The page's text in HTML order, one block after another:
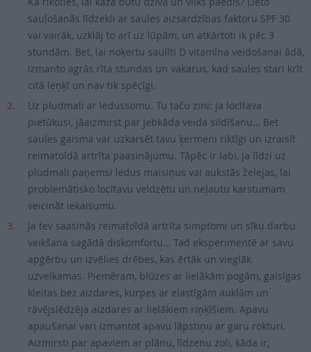
sauļošanās līdzekli ar saules aizsardzības faktoru SPF 30
vai vairāk, uzklāj to arī uz lūpām, un atkārtoti ik pēc 3
stundām. Bet, lai noķertu saulīti D vitamīna veidošanai ādā,
izmanto agrās rīta stundas un vakarus, kad saules stari krīt
citā leņķī un nav tik spēcīgi.
Uz pludmali ar ledussomu. Tu taču zini: ja locītava
pietūkusi, jāaizmirst par jebkāda veida sildīšanu… Bet
saules gaisma var uzkarsēt tavu ķermeni riktīgi un izraisīt
reimatoīdā artrīta paasinājumu. Tāpēc ir labi, ja līdzi uz
pludmali paņemsi ledus maisiņus vai aukstās želejas, lai
problemātisko locītavu veldzētu un neļautu karstumam
veicināt iekaisumu.
Ja tev saasinās reimatoīdā artrīta simptomi un sīku darbu
veikšana sagādā diskomfortu… Tad eksperimentē ar savu
apģērbu un izvēlies drēbes, kas ērtāk un vieglāk
uzvelkamas. Piemēram, blūzes ar lielākām pogām, gaisīgas
kleitas bez aizdares, kurpes ar elastīgām auklām un
rāvējslēdzēja aizdares ar lielākiem riņķīšiem. Apavu
apaušanai vari izmantot apavu lāpstiņu ar garu rokturi.
Aizmirsti par apaviem ar plānu, līdzenu zoli, kāda ir,